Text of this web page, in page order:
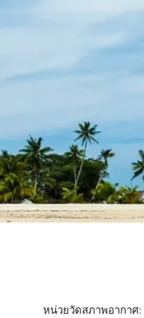
หน่วยวัดสภาพอากาศ: